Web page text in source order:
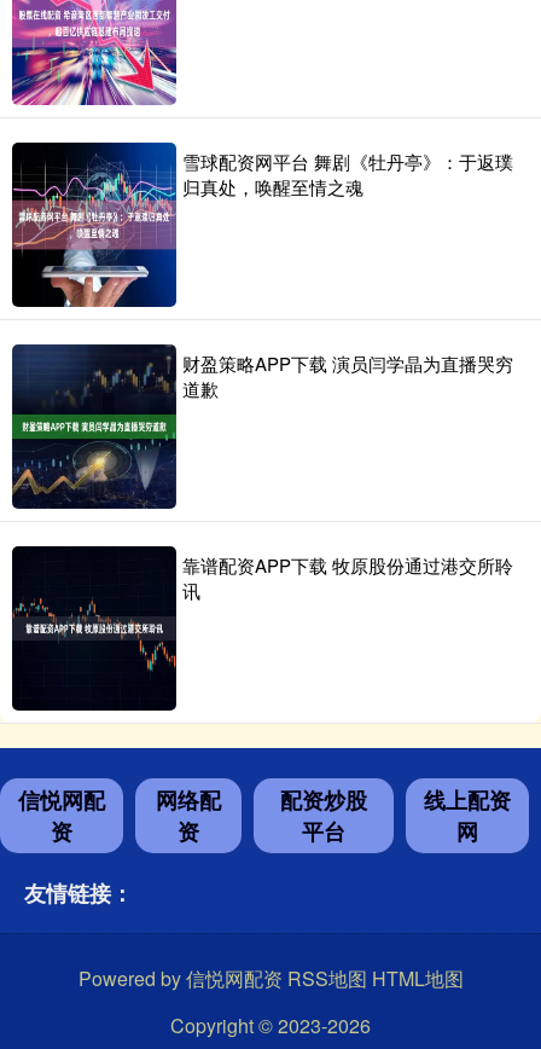
雪球配资网平台 舞剧《牡丹亭》：于返璞
归真处，唤醒至情之魂
财盈策略APP下载 演员闫学晶为直播哭穷
道歉
靠谱配资APP下载 牧原股份通过港交所聆
讯
信悦网配
资
网络配
资
配资炒股
平台
线上配资
网
友情链接：
Powered by信悦网配资 RSS地图 HTML地图
Copyright© 2023-2026